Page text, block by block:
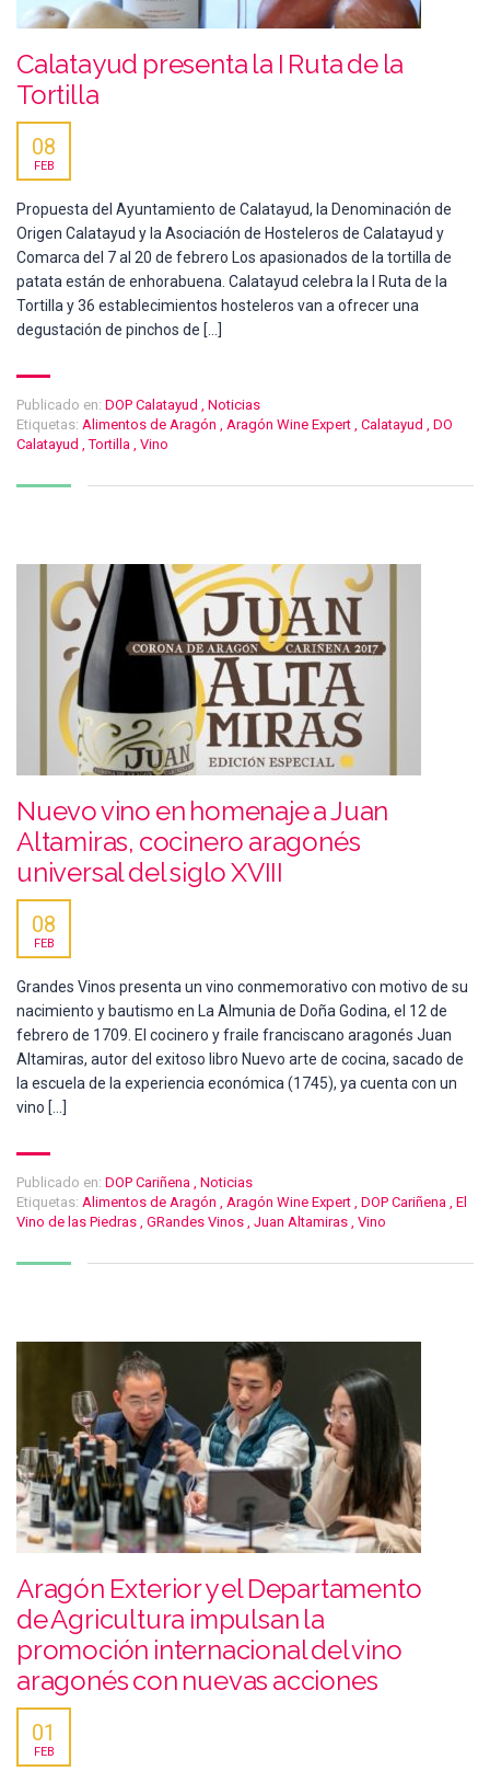
Calatayud presenta la I Ruta de la
Tortilla
08
FEB
Propuesta del Ayuntamiento de Calatayud, la Denominación de
Origen Calatayud y la Asociación de Hosteleros de Calatayud y
Comarca del 7 al 20 de febrero Los apasionados de la tortilla de
patata están de enhorabuena. Calatayud celebra la I Ruta de la
Tortilla y 36 establecimientos hosteleros van a ofrecer una
degustación de pinchos de […]
Publicado en: DOP Calatayud , Noticias
Etiquetas: Alimentos de Aragón , Aragón Wine Expert , Calatayud , DO
Calatayud , Tortilla , Vino
Nuevo vino en homenaje a Juan
Altamiras, cocinero aragonés
universal del siglo XVIII
08
FEB
Grandes Vinos presenta un vino conmemorativo con motivo de su
nacimiento y bautismo en La Almunia de Doña Godina, el 12 de
febrero de 1709. El cocinero y fraile franciscano aragonés Juan
Altamiras, autor del exitoso libro Nuevo arte de cocina, sacado de
la escuela de la experiencia económica (1745), ya cuenta con un
vino […]
Publicado en: DOP Cariñena , Noticias
Etiquetas: Alimentos de Aragón , Aragón Wine Expert , DOP Cariñena , El
Vino de las Piedras , GRandes Vinos , Juan Altamiras , Vino
Aragón Exterior y el Departamento
de Agricultura impulsan la
promoción internacional del vino
aragonés con nuevas acciones
01
FEB